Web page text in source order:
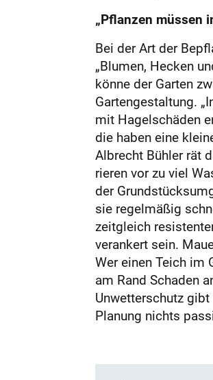
„Pflanzen müssen
Bei der Art der
„Blumen, Hecken
könne der Garten
Gartengestaltung.
mit Hagelschäden
die haben eine
Albrecht Bühler rät
rieren vor zu viel
der
sie regelmäßig
zeitgleich
verankert sein.
Wer einen Teich im
am Rand Schaden
Unwetterschutz
Planung nichts